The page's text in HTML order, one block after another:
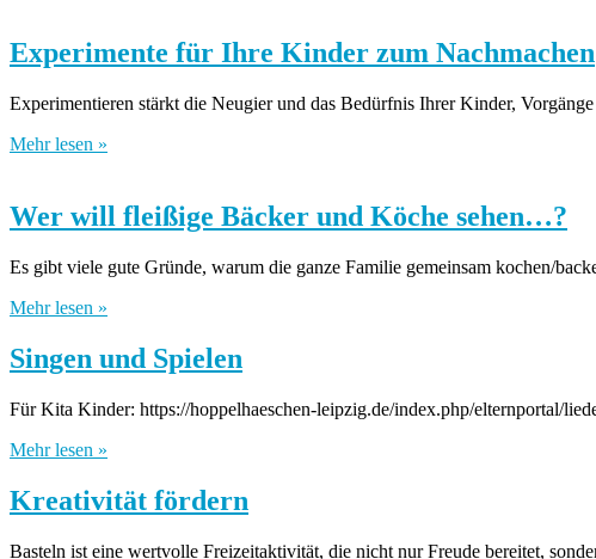
Experimente für Ihre Kinder zum Nachmachen
Experimentieren stärkt die Neugier und das Bedürfnis Ihrer Kinder,
Mehr lesen »
Wer will fleißige Bäcker und Köche sehen…?
Es gibt viele gute Gründe, warum die ganze Familie gemeinsam kochen/
Mehr lesen »
Singen und Spielen
Für Kita Kinder: https://hoppelhaeschen-leipzig.de/index.php/elternportal/
Mehr lesen »
Kreativität fördern
Basteln ist eine wertvolle Freizeitaktivität, die nicht nur Freude bereitet,